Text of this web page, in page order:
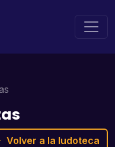
Volver a la ludoteca